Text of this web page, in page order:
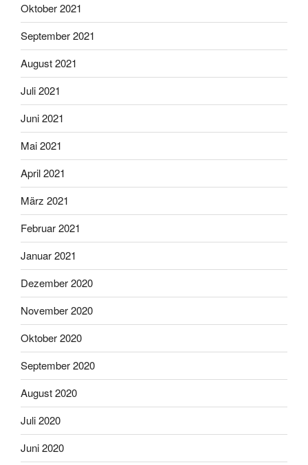
Oktober 2021
September 2021
August 2021
Juli 2021
Juni 2021
Mai 2021
April 2021
März 2021
Februar 2021
Januar 2021
Dezember 2020
November 2020
Oktober 2020
September 2020
August 2020
Juli 2020
Juni 2020